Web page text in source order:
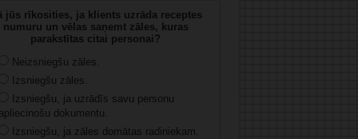
jūs rīkosities, ja klients uzrāda receptes
numuru un vēlas saņemt zāles, kuras
parakstītas citai personai?
Neizsniegšu zāles.
Izsniegšu zāles.
Izsniegšu, ja uzrādīs savu personu
dokumentu.
Izsniegšu, ja zāles domātas radiniekam.